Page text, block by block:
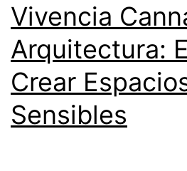
Vivencia
Arquitectura:
Crear
Sensibles